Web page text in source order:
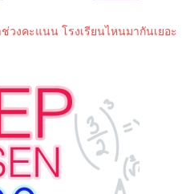
วงคะแนน โรงเรียนไหนมากันเยอะ